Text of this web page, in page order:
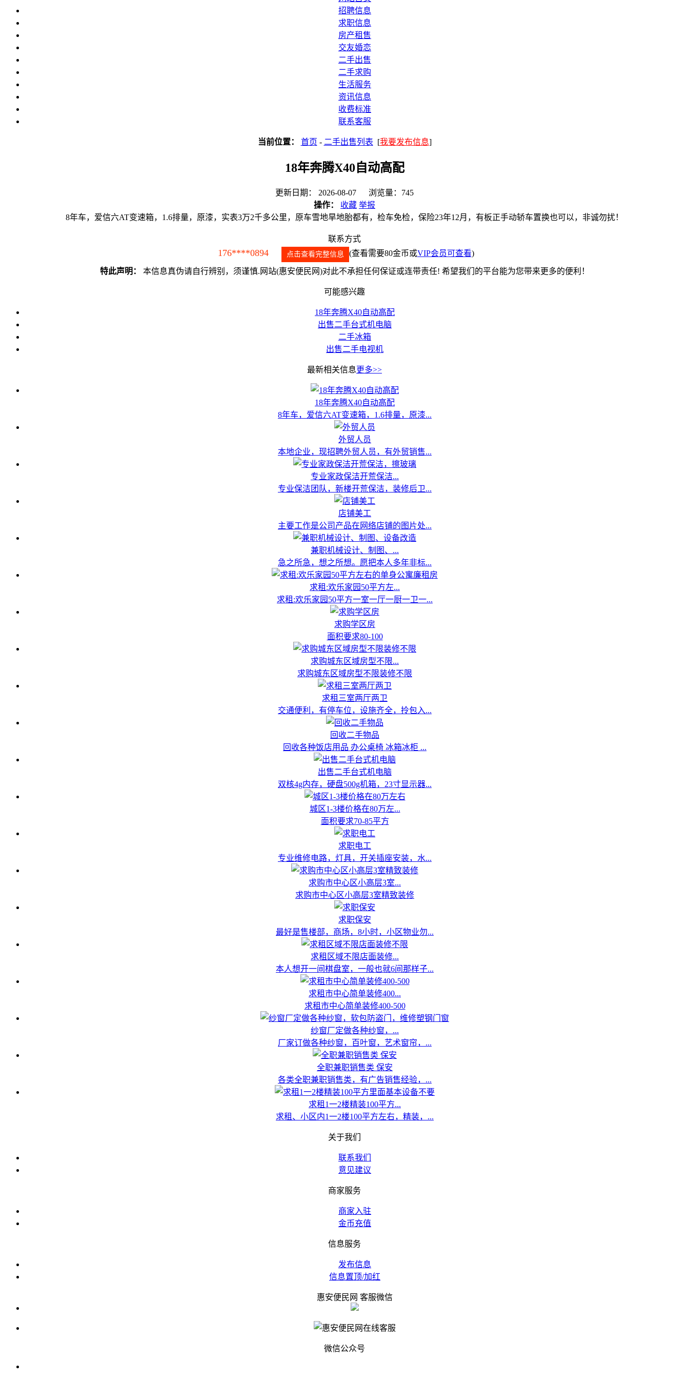
招聘信息
求职信息
房产租售
交友婚恋
二手出售
二手求购
生活服务
资讯信息
收费标准
联系客服
当前位置： 首页 - 二手出售列表 [我要发布信息]
18年奔腾X40自动高配
更新日期： 2026-08-07 浏览量：745
操作：
收藏 举报
8年车，爱信六AT变速箱，1.6排量，原漆，实表3万2千多公里，原车雪地旱地胎都有，检车免检，保险23年12月，有板正手动轿车置换也可以，非诚勿扰！
联系方式
176****0894 点击查看完整信息 (查看需要80金币或VIP会员可查看)
特此声明： 本信息真伪请自行辨别，须谨慎.网站(惠安便民网)对此不承担任何保证或连带责任! 希望我们的平台能为您带来更多的便利！
可能感兴趣
18年奔腾X40自动高配
出售二手台式机电脑
二手冰箱
出售二手电视机
最新相关信息更多>>
18年奔腾X40自动高配
8年车，爱信六AT变速箱，1.6排量，原漆...
外贸人员
本地企业，现招聘外贸人员，有外贸销售...
专业家政保洁开荒保洁...
专业保洁团队，新楼开荒保洁，装修后卫...
店铺美工
主要工作是公司产品在网络店铺的图片处...
兼职机械设计、制图、...
急之所急，想之所想。愿把本人多年非标...
求租:欢乐家园50平方左...
求租:欢乐家园50平方一室一厅一厨一卫一...
求购学区房
面积要求80-100
求购城东区域房型不限...
求购城东区域房型不限装修不限
求租三室两厅两卫
交通便利，有停车位，设施齐全，拎包入...
回收二手物品
回收各种饭店用品 办公桌椅 冰箱冰柜 ...
出售二手台式机电脑
双核4g内存，硬盘500g机箱，23寸显示器...
城区1-3楼价格在80万左...
面积要求70-85平方
求职电工
专业维修电路，灯具，开关插座安装，水...
求购市中心区小高层3室...
求购市中心区小高层3室精致装修
求职保安
最好是售楼部，商场，8小时，小区物业勿...
求租区域不限店面装修...
本人想开一间棋盘室，一般也就6间那样子...
求租市中心简单装修400...
求租市中心简单装修400-500
纱窗厂定做各种纱窗，...
厂家订做各种纱窗，百叶窗，艺术窗帘，...
全职兼职销售类 保安
各类全职兼职销售类，有广告销售经验，...
求租1一2楼精装100平方...
求租、小区内1一2楼100平方左右，精装，...
关于我们
联系我们
意见建议
商家服务
商家入驻
金币充值
信息服务
发布信息
信息置顶/加红
惠安便民网 客服微信
微信公众号